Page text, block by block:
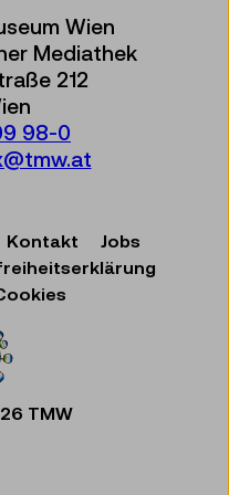
Wien
Mediathek
212
98-0
Kontakt
Jobs
TMW